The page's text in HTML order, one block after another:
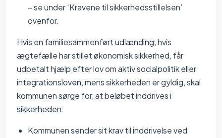
– se under ‘Kravene til sikkerhedsstillelsen’
ovenfor.
Hvis en familiesammenført udlænding, hvis
ægtefælle har stillet økonomisk sikkerhed, får
udbetalt hjælp efter lov om aktiv socialpolitik eller
integrationsloven, mens sikkerheden er gyldig, skal
kommunen sørge for, at beløbet inddrives i
sikkerheden:
Kommunen sender sit krav til inddrivelse ved